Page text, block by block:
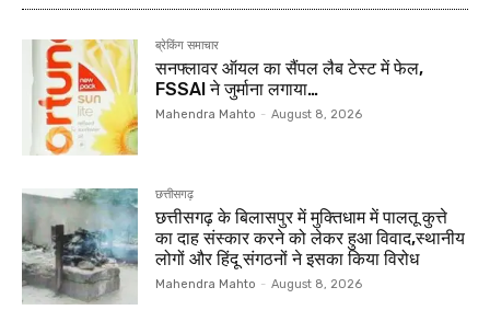
ब्रेकिंग समाचार
सनफ्लावर ऑयल का सैंपल लैब टेस्ट में फेल,
FSSAI ने जुर्माना लगाया…
Mahendra Mahto - August 8, 2026
छत्तीसगढ़
छत्तीसगढ़ के बिलासपुर में मुक्तिधाम में पालतू कुत्ते
का दाह संस्कार करने को लेकर हुआ विवाद,स्थानीय
लोगों और हिंदू संगठनों ने इसका किया विरोध
Mahendra Mahto - August 8, 2026